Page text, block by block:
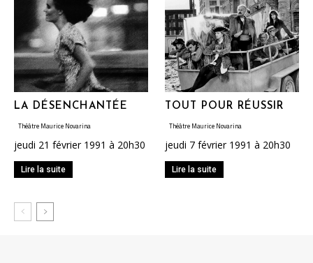
LA DÉSENCHANTÉE
Théâtre Maurice Novarina
jeudi 21 février 1991 à 20h30
Lire la suite
TOUT POUR RÉUSSIR
Théâtre Maurice Novarina
jeudi 7 février 1991 à 20h30
Lire la suite